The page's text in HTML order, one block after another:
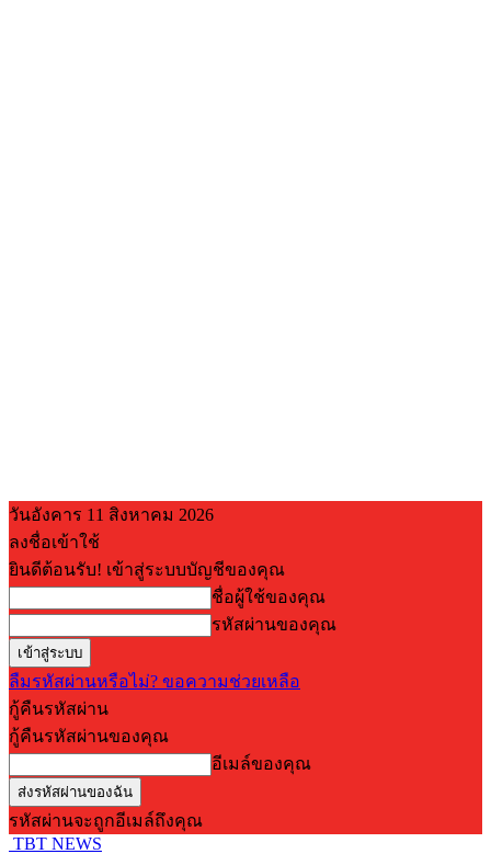
วันอังคาร 11 สิงหาคม 2026
ลงชื่อเข้าใช้
ยินดีต้อนรับ! เข้าสู่ระบบบัญชีของคุณ
ชื่อผู้ใช้ของคุณ
รหัสผ่านของคุณ
ลืมรหัสผ่านหรือไม่? ขอความช่วยเหลือ
กู้คืนรหัสผ่าน
กู้คืนรหัสผ่านของคุณ
อีเมล์ของคุณ
รหัสผ่านจะถูกอีเมล์ถึงคุณ
TBT NEWS